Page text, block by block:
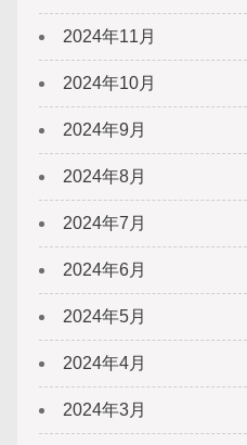
2024年11月
2024年10月
2024年9月
2024年8月
2024年7月
2024年6月
2024年5月
2024年4月
2024年3月